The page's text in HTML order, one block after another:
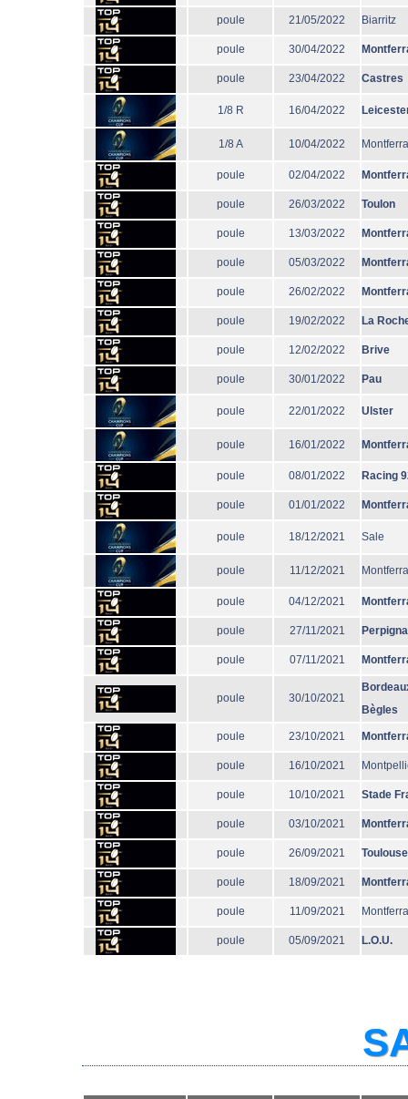
poule 21/05/2022 Biarritz
poule 30/04/2022
poule 23/04/2022 Castres
1/8 R 16/04/2022
1/8 A 10/04/2022
poule 02/04/2022
poule 26/03/2022 Toulon
poule 13/03/2022
poule 05/03/2022
poule 26/02/2022
poule 19/02/2022 La
poule 12/02/2022 Brive
poule 30/01/2022 Pau
poule 22/01/2022 Ulster
poule 16/01/2022
poule 08/01/2022 Racing
poule 01/01/2022
poule 18/12/2021 Sale
poule 11/12/2021
poule 04/12/2021
poule 27/11/2021
poule 07/11/2021
poule 30/10/2021
Bègles
poule 23/10/2021
poule 16/10/2021
poule 10/10/2021 Stade
poule 03/10/2021
poule 26/09/2021 Toulouse
poule 18/09/2021
poule 11/09/2021
poule 05/09/2021 L.O.U.